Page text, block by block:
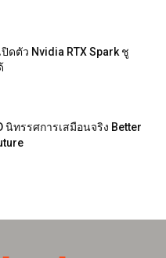
ดตัว Nvidia RTX Spark ชู
นิทรรศการเสมือนจริง Better